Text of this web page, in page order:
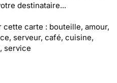
destinataire...
carte : bouteille, amour,
serveur, café, cuisine,
service